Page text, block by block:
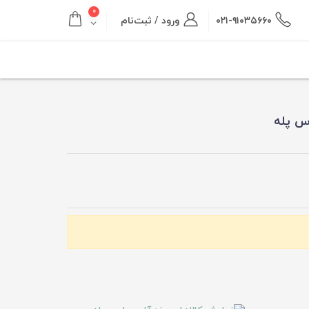
۰۲۱-۹۱۰۳۵۶۶۰ ورود / ثبت‌نام
۰
پله